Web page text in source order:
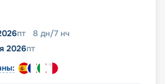
пт 8 дн/7 нч
2026пт